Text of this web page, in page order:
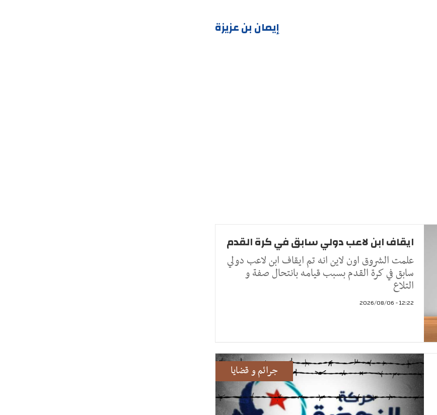
إيمان بن عزيزة
ايقاف ابن لاعب دولي سابق في كرة القدم
علمت الشروق اون لاين انه تم ايقاف ابن لاعب دولي
سابق في كرة القدم بسبب قيامه بانتحال صفة و
التلاع
12:22 - 2026/08/06
جرائم و قضايا